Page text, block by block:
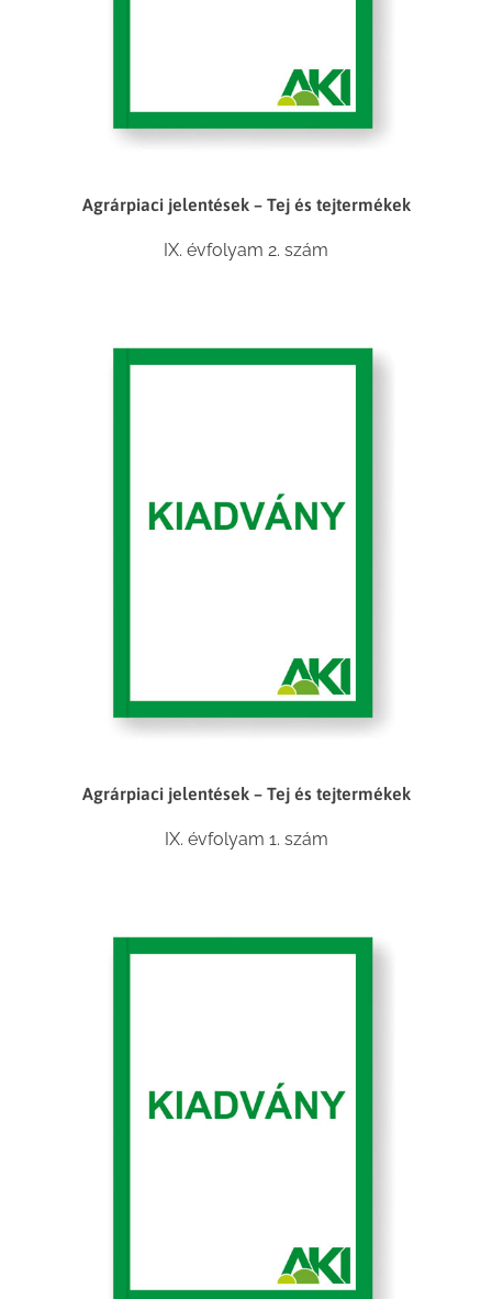
Agrárpiaci jelentések – Tej és tejtermékek
IX. évfolyam 2. szám
Agrárpiaci jelentések – Tej és tejtermékek
IX. évfolyam 1. szám